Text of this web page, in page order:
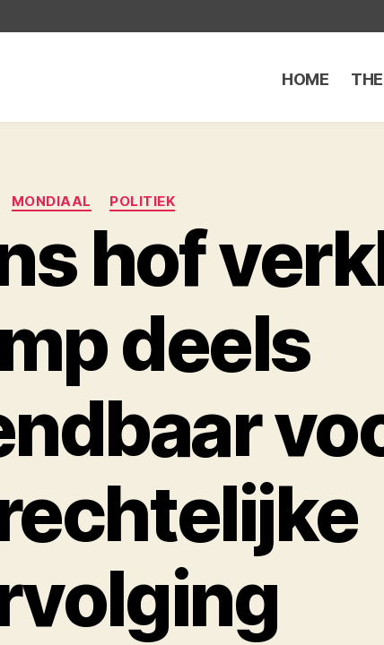
HOME
Categorieën
MONDIAAL POLITIEK
hof
deels